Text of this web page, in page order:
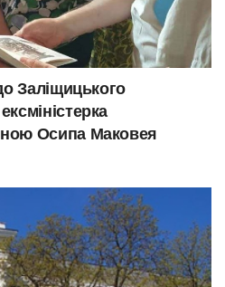
Заліщицького
Осипа Маковея